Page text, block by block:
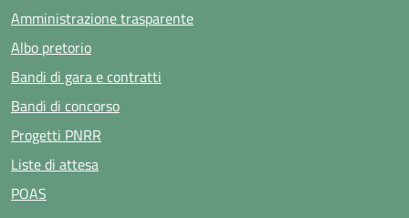
Amministrazione trasparente
Albo pretorio
Bandi di gara e contratti
Bandi di concorso
Progetti PNRR
Liste di attesa
POAS